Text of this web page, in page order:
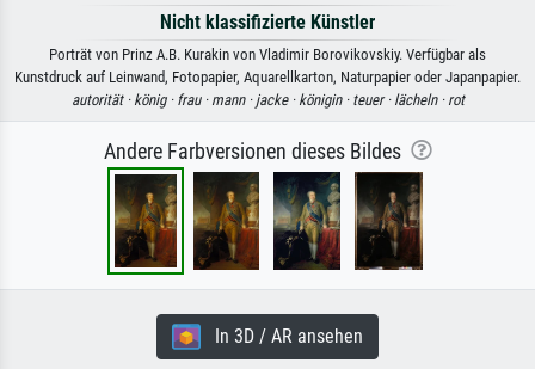
Nicht klassifizierte Künstler
Porträt von Prinz A.B. Kurakin von Vladimir Borovikovskiy. Verfügbar als
Kunstdruck auf Leinwand, Fotopapier, Aquarellkarton, Naturpapier oder Japanpapier.
autorität · könig · frau · mann · jacke · königin · teuer · lächeln · rot
Andere Farbversionen dieses Bildes
In 3D / AR ansehen